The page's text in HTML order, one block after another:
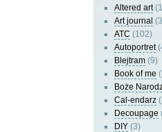
Altered art
Art journal
ATC (102)
Autoportret
Blejtram (9)
Book of me
Boże
Cal-endarz
Decoupage
DIY (3)